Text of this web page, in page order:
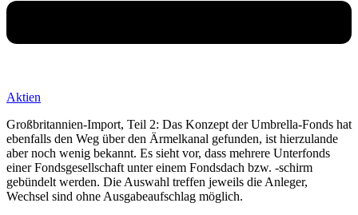
Aktien
Großbritannien-Import, Teil 2: Das Konzept der Umbrella-Fonds hat
ebenfalls den Weg über den Ärmelkanal gefunden, ist hierzulande
aber noch wenig bekannt. Es sieht vor, dass mehrere Unterfonds
einer Fondsgesellschaft unter einem Fondsdach bzw. -schirm
gebündelt werden. Die Auswahl treffen jeweils die Anleger,
Wechsel sind ohne Ausgabeaufschlag möglich.